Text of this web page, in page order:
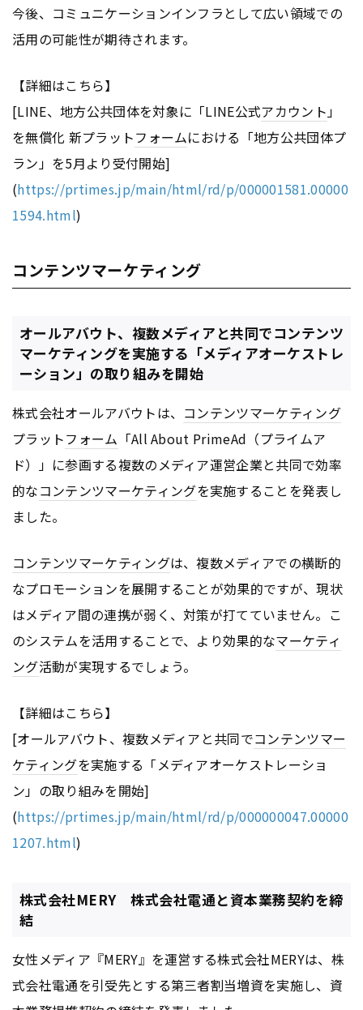
今後、コミュニケーションインフラとして広い領域での
活用の可能性が期待されます。
【詳細はこちら】
[LINE、地方公共団体を対象に「LINE公式アカウント」
を無償化 新プラットフォームにおける「地方公共団体プ
ラン」を5月より受付開始]
(https://prtimes.jp/main/html/rd/p/000001581.00000
1594.html)
コンテンツマーケティング
オールアバウト、複数メディアと共同でコンテンツ
マーケティングを実施する「メディアオーケストレ
ーション」の取り組みを開始
株式会社オールアバウトは、 コンテンツマーケティング
プラットフォーム 「All About PrimeAd（プライムア
ド）」に参画する複数のメディア運営企業と共同で効率
的なコンテンツマーケティングを実施することを発表し
ました。
コンテンツマーケティングは、複数メディアでの横断的
なプロモーションを展開することが効果的ですが、現状
はメディア間の連携が弱く、対策が打てていません。こ
のシステムを活用することで、より効果的なマーケティ
ング活動が実現するでしょう。
【詳細はこちら】
[オールアバウト、複数メディアと共同でコンテンツマー
ケティングを実施する「メディアオーケストレーショ
ン」の取り組みを開始]
(https://prtimes.jp/main/html/rd/p/000000047.00000
1207.html)
株式会社MERY 株式会社電通と資本業務契約を締
結
女性メディア『MERY』を運営する株式会社MERYは、株
式会社電通を引受先とする第三者割当増資を実施し、資